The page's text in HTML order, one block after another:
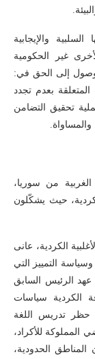
والإيجابية
غير الحكومية
إلى الحق في:
المتعلقة بعدم تجدد
تحقيق التضامن
من سوريا،
كردية، حيث يشكّلون
الكردية، عانى
التمييز التي
عهد الرئيس السابق
الكردية سياسات
تدريس اللغة
المملوكة للأكراد،
المناطق الحدودية،